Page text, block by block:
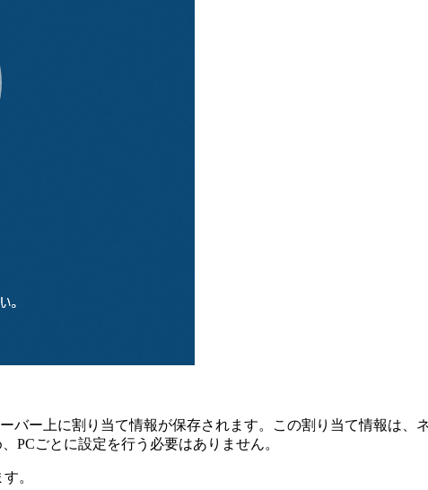
バー上に割り当て情報が保存されます。この割り当て情報は
PCごとに設定を行う必要はありません。
。